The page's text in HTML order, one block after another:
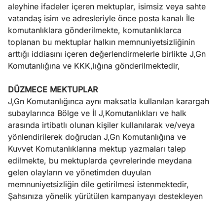
aleyhine ifadeler içeren mektuplar, isimsiz veya sahte
vatandaş isim ve adresleriyle önce posta kanalı İle
komutanlıklara gönderilmekte, komutanlıklarca
toplanan bu mektuplar halkın memnuniyetsizliğinin
arttığı iddiasını içeren değerlendirmelerle birlikte J,Gn
Komutanlığına ve KKK,lığına gönderilmektedir,
DÜZMECE MEKTUPLAR
J,Gn Komutanlığınca aynı maksatla kullanılan karargah
subaylarınca Bölge ve İl J,Komutanlıkları ve halk
arasında irtibatlı olunan kişiler kullanılarak ve/veya
yönlendirilerek doğrudan J,Gn Komutanlığına ve
Kuvvet Komutanlıklarına mektup yazmaları talep
edilmekte, bu mektuplarda çevrelerinde meydana
gelen olayların ve yönetimden duyulan
memnuniyetsizliğin dile getirilmesi istenmektedir,
Şahsınıza yönelik yürütülen kampanyayı destekleyen